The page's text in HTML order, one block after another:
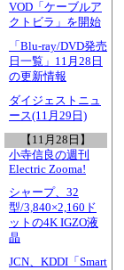
VOD「ケーブルア
クトビラ」を開始
「Blu-ray/DVD発売
日一覧」11月28日
の更新情報
ダイジェストニュ
ース(11月29日)
【11月28日】
小寺信良の週刊
Electric Zooma!
シャープ、32
型/3,840×2,160ド
ットの4K IGZO液
晶
JCN、KDDI「Smart